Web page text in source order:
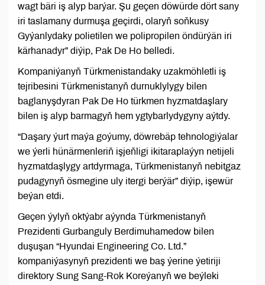
wagt bäri iş alyp barýar. Şu geçen döwürde dört sany
iri taslamany durmuşa geçirdi, olaryň soňkusy
Gyýanlydaky polietilen we polipropilen öndürýän iri
kärhanadyr” diýip, Pak De Ho belledi.
Kompaniýanyň Türkmenistandaky uzakmöhletli iş
tejribesini Türkmenistanyň durnuklylygy bilen
baglanyşdyran Pak De Ho türkmen hyzmatdaşlary
bilen iş alyp barmagyň hem ygtybarlydygyny aýtdy.
“Daşary ýurt maýa goýumy, döwrebäp tehnologiýalar
we ýerli hünärmenleriň işjeňligi ikitaraplaýyn netijeli
hyzmatdaşlygy artdyrmaga, Türkmenistanyň nebitgaz
pudagynyň ösmegine uly itergi berýär” diýip, işewür
beýan etdi.
Geçen ýylyň oktýabr aýynda Türkmenistanyň
Prezidenti Gurbanguly Berdimuhamedow bilen
duşuşan “Hyundai Engineering Co. Ltd.”
kompaniýasynyň prezidenti we baş ýerine ýetiriji
direktory Sung Sang-Rok Koreýanyň we beýleki